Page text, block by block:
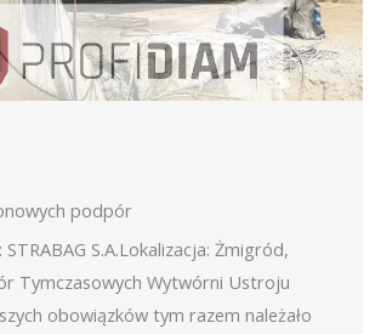
podpór
S.A.Lokalizacja: Żmigród,
Tymczasowych Wytwórni Ustroju
obowiązków tym razem należało